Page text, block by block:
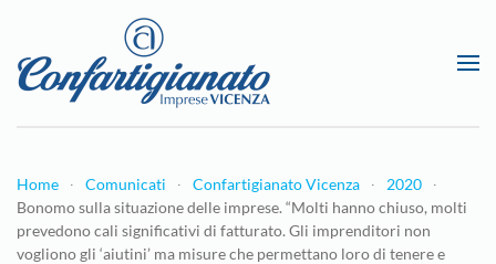
Passa al contenuto principale
Home Comunicati Confartigianato Vicenza
2020
Bonomo sulla situazione delle imprese. “Molti hanno chiuso, molti
prevedono cali significativi di fatturato. Gli imprenditori non
vogliono gli ‘aiutini’ ma misure che permettano loro di tenere e